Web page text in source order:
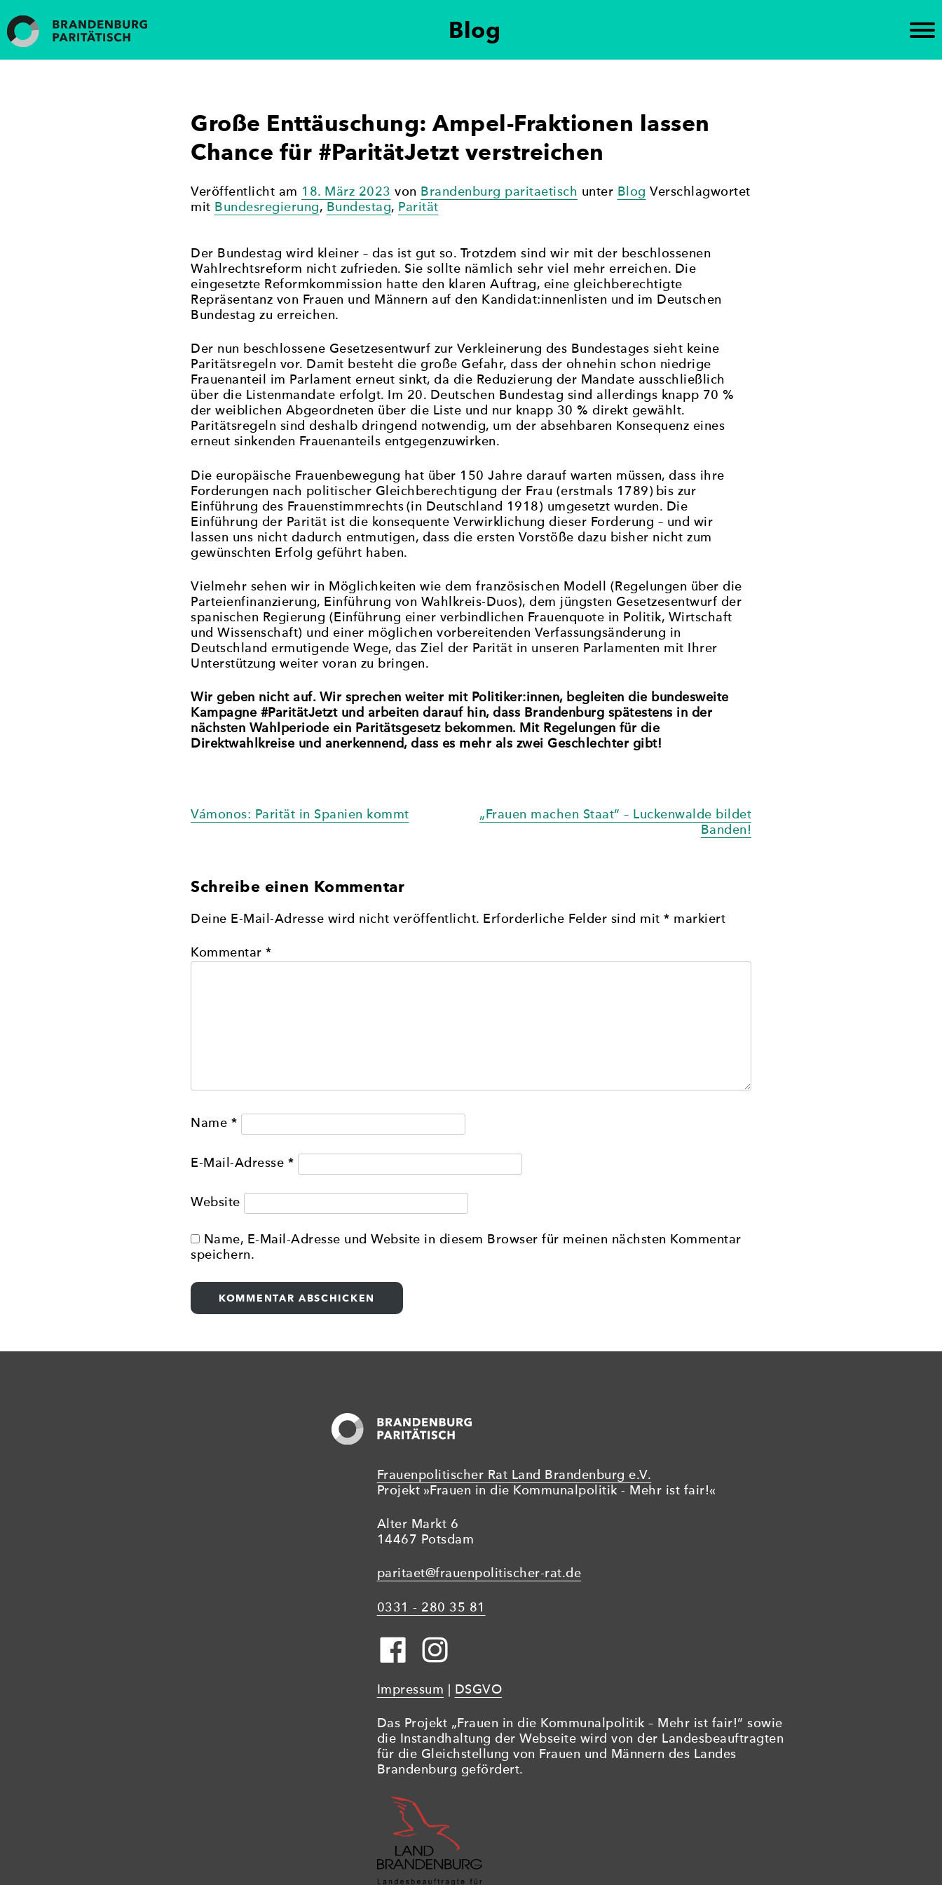
zum
Inhalt
Blog
Große Enttäuschung: Ampel-Fraktionen lassen
Chance für #ParitätJetzt verstreichen
Veröffentlicht am 18. März 2023 von Brandenburg paritaetisch unter Blog Verschlagwortet
mit Bundesregierung, Bundestag, Parität
Der Bundestag wird kleiner – das ist gut so. Trotzdem sind wir mit der beschlossenen
Wahlrechtsreform nicht zufrieden. Sie sollte nämlich sehr viel mehr erreichen. Die
eingesetzte Reformkommission hatte den klaren Auftrag, eine gleichberechtigte
Repräsentanz von Frauen und Männern auf den Kandidat:innenlisten und im Deutschen
Bundestag zu erreichen.
Der nun beschlossene Gesetzesentwurf zur Verkleinerung des Bundestages sieht keine
Paritätsregeln vor. Damit besteht die große Gefahr, dass der ohnehin schon niedrige
Frauenanteil im Parlament erneut sinkt, da die Reduzierung der Mandate ausschließlich
über die Listenmandate erfolgt. Im 20. Deutschen Bundestag sind allerdings knapp 70 %
der weiblichen Abgeordneten über die Liste und nur knapp 30 % direkt gewählt.
Paritätsregeln sind deshalb dringend notwendig, um der absehbaren Konsequenz eines
erneut sinkenden Frauenanteils entgegenzuwirken.
Die europäische Frauenbewegung hat über 150 Jahre darauf warten müssen, dass ihre
Forderungen nach politischer Gleichberechtigung der Frau (erstmals 1789) bis zur
Einführung des Frauenstimmrechts (in Deutschland 1918) umgesetzt wurden. Die
Einführung der Parität ist die konsequente Verwirklichung dieser Forderung – und wir
lassen uns nicht dadurch entmutigen, dass die ersten Vorstöße dazu bisher nicht zum
gewünschten Erfolg geführt haben.
Vielmehr sehen wir in Möglichkeiten wie dem französischen Modell (Regelungen über die
Parteienfinanzierung, Einführung von Wahlkreis-Duos), dem jüngsten Gesetzesentwurf der
spanischen Regierung (Einführung einer verbindlichen Frauenquote in Politik, Wirtschaft
und Wissenschaft) und einer möglichen vorbereitenden Verfassungsänderung in
Deutschland ermutigende Wege, das Ziel der Parität in unseren Parlamenten mit Ihrer
Unterstützung weiter voran zu bringen.
Wir geben nicht auf. Wir sprechen weiter mit Politiker:innen, begleiten die bundesweite
Kampagne #ParitätJetzt und arbeiten darauf hin, dass Brandenburg spätestens in der
nächsten Wahlperiode ein Paritätsgesetz bekommen. Mit Regelungen für die
Direktwahlkreise und anerkennend, dass es mehr als zwei Geschlechter gibt!
Beitragsnavigation
Vámonos: Parität in Spanien kommt
„Frauen machen Staat“ – Luckenwalde bildet
Banden!
Schreibe einen Kommentar
Deine E-Mail-Adresse wird nicht veröffentlicht. Erforderliche Felder sind mit * markiert
Kommentar *
Name *
E-Mail-Adresse *
Website
Name, E-Mail-Adresse und Website in diesem Browser für meinen nächsten Kommentar
speichern.
Frauenpolitischer Rat Land Brandenburg e.V.
Projekt »Frauen in die Kommunalpolitik - Mehr ist fair!«
Alter Markt 6
14467 Potsdam
paritaet@frauenpolitischer-rat.de
0331 - 280 35 81
Impressum DSGVO
Das Projekt „Frauen in die Kommunalpolitik – Mehr ist fair!“ sowie
die Instandhaltung der Webseite wird von der Landesbeauftragten
für die Gleichstellung von Frauen und Männern des Landes
Brandenburg gefördert.